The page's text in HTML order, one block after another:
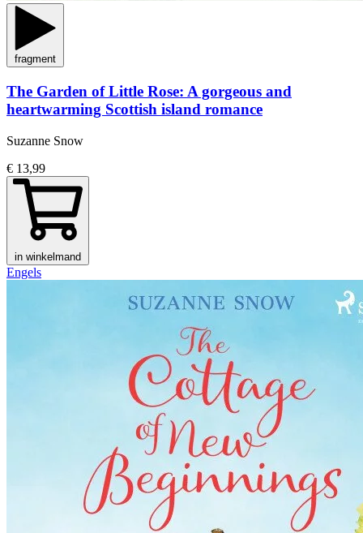
fragment
The Garden of Little Rose: A gorgeous and
heartwarming Scottish island romance
Suzanne Snow
€ 13,99
in winkelmand
Engels